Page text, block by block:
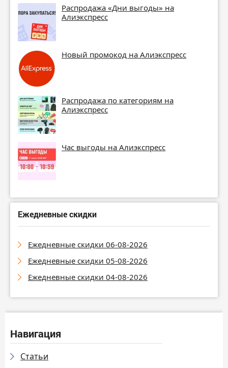
Распродажа «Дни выгоды» на
Алиэкспресс
Новый промокод на Алиэкспресс
Распродажа по категориям на
Алиэкспресс
Час выгоды на Алиэкспресс
Ежедневные скидки
Ежедневные скидки 06-08-2026
Ежедневные скидки 05-08-2026
Ежедневные скидки 04-08-2026
Навигация
Статьи